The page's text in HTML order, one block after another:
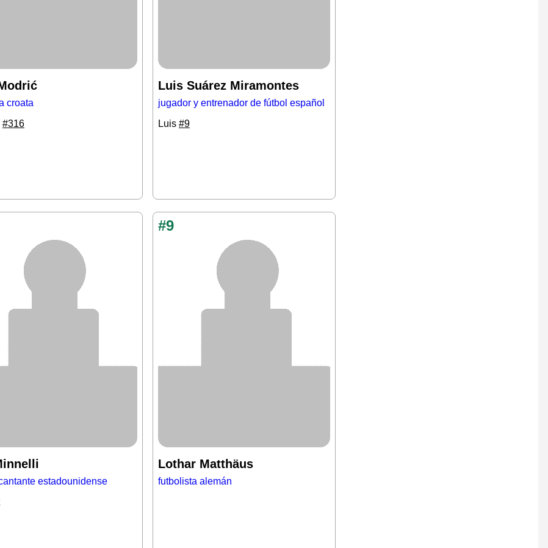
croata
#316
Luis Suárez Miramontes
jugador y entrenador de fútbol español
Luis #9
estadounidense
#9
Lothar Matthäus
futbolista alemán